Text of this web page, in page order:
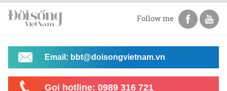
Follow me
Email: bbt@doisongvietnam.vn
Gọi hotline: 0989 316 721